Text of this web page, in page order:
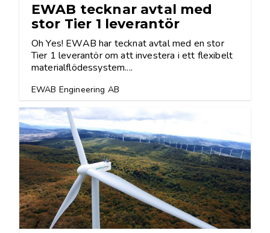
EWAB tecknar avtal med
stor Tier 1 leverantör
Oh Yes! EWAB har tecknat avtal med en stor
Tier 1 leverantör om att investera i ett flexibelt
materialflödessystem....
EWAB Engineering AB